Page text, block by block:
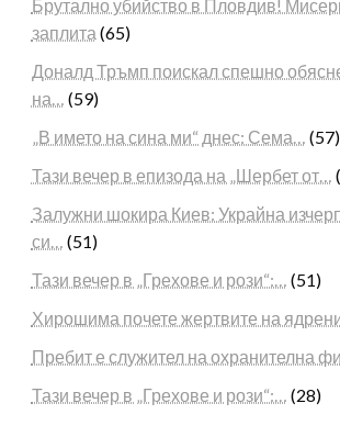
Брутално убийство в Пловдив!
заплита (65)
Доналд Тръмп поискал спешно
на…
(59)
„В името на сина ми“ днес: Сема…
(57)
Тази вечер в епизода на „Шербет от…
Залужни шокира Киев: Украйна
си…
(51)
Тази вечер в „Грехове и рози“:…
(51)
Хирошима почете жертвите на
Пребит е служител на охранителна
Тази вечер в „Грехове и рози“:…
(28)